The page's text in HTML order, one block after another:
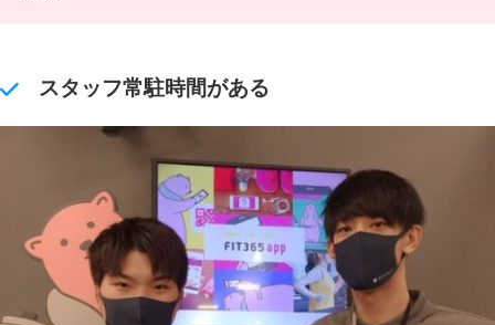
スタッフ常駐時間がある